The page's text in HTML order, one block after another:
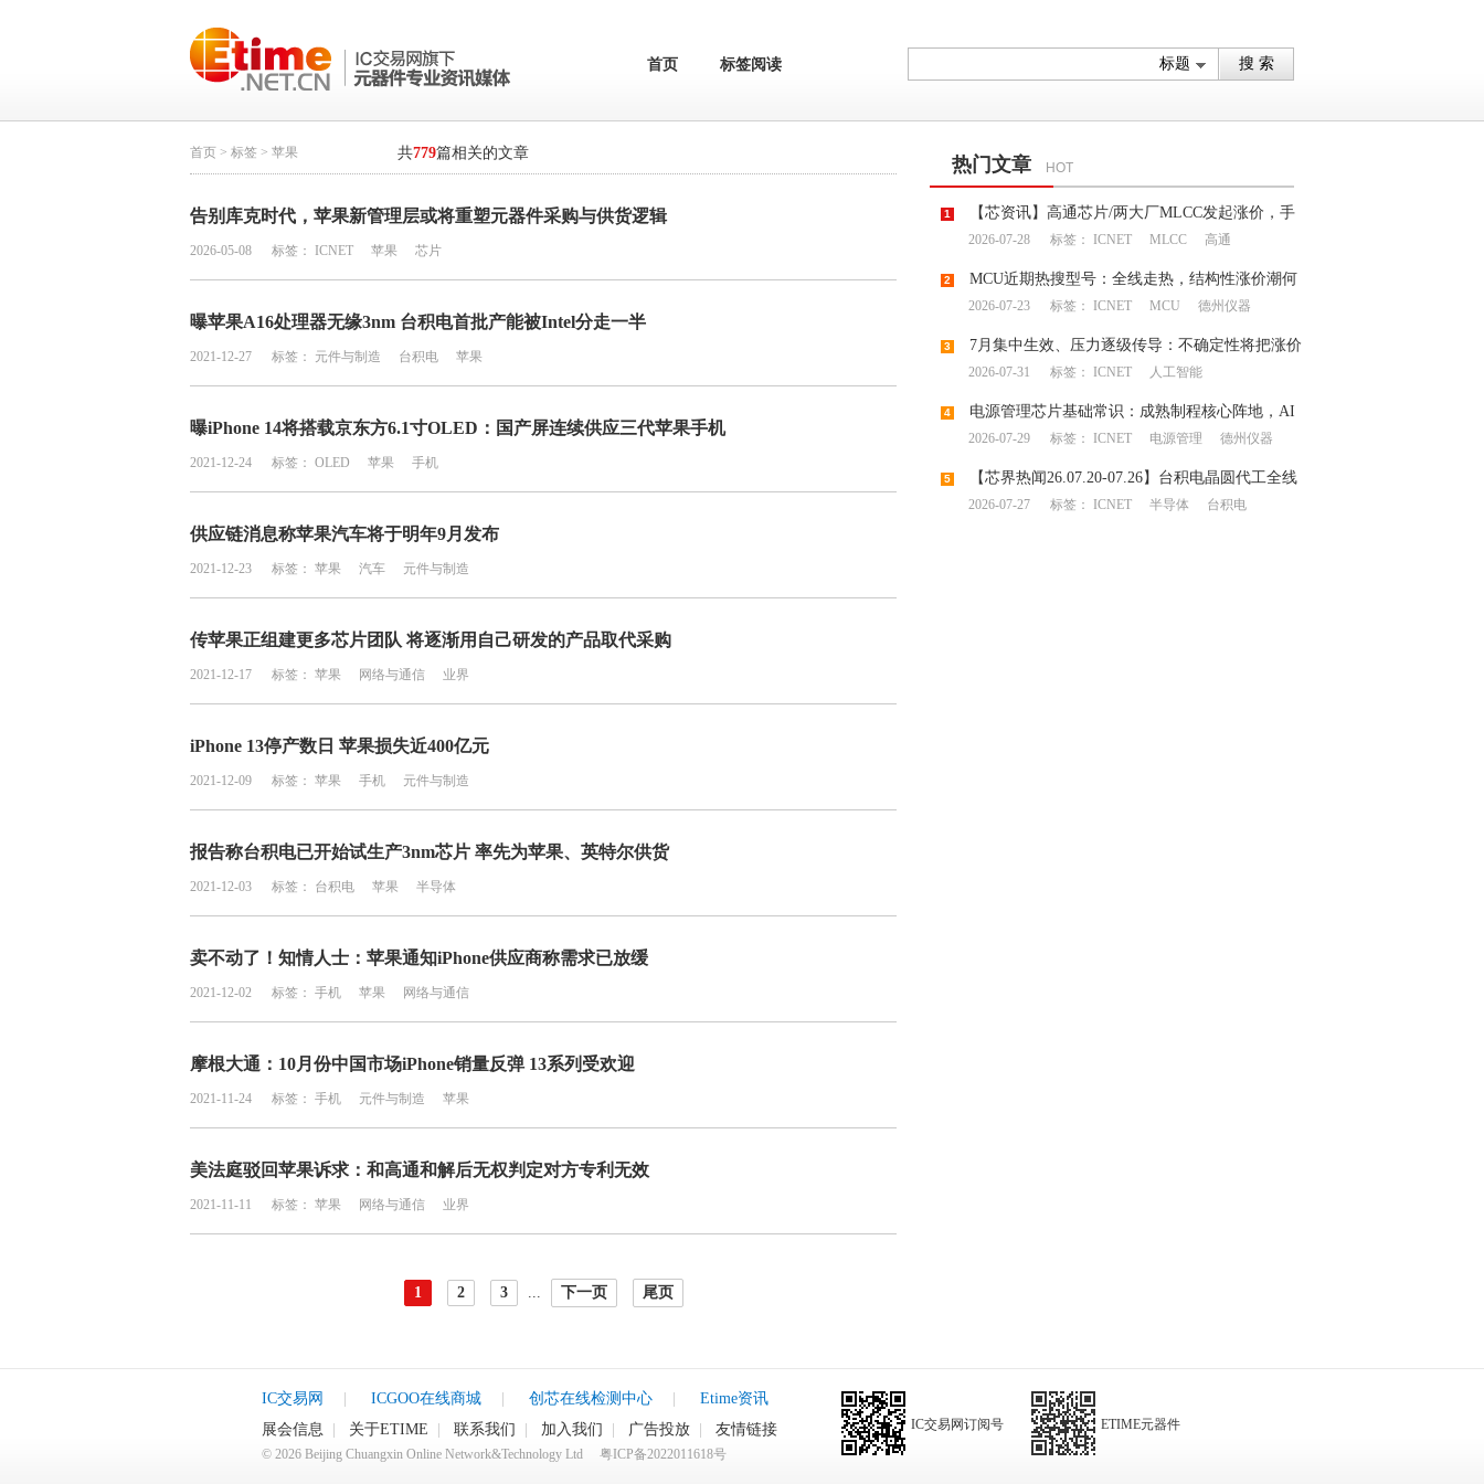
首页 标签阅读
首页 > 标签 > 苹果 共779篇相关的文章
告别库克时代，苹果新管理层或将重塑元器件采购与供货逻辑
2026-05-08 标签： ICNET 苹果 芯片
曝苹果A16处理器无缘3nm 台积电首批产能被Intel分走一半
2021-12-27 标签： 元件与制造 台积电 苹果
曝iPhone 14将搭载京东方6.1寸OLED：国产屏连续供应三代苹果手机
2021-12-24 标签： OLED 苹果 手机
供应链消息称苹果汽车将于明年9月发布
2021-12-23 标签： 苹果 汽车 元件与制造
传苹果正组建更多芯片团队 将逐渐用自己研发的产品取代采购
2021-12-17 标签： 苹果 网络与通信 业界
iPhone 13停产数日 苹果损失近400亿元
2021-12-09 标签： 苹果 手机 元件与制造
报告称台积电已开始试生产3nm芯片 率先为苹果、英特尔供货
2021-12-03 标签： 台积电 苹果 半导体
卖不动了！知情人士：苹果通知iPhone供应商称需求已放缓
2021-12-02 标签： 手机 苹果 网络与通信
摩根大通：10月份中国市场iPhone销量反弹 13系列受欢迎
2021-11-24 标签： 手机 元件与制造 苹果
美法庭驳回苹果诉求：和高通和解后无权判定对方专利无效
2021-11-11 标签： 苹果 网络与通信 业界
1 2 3 ... 下一页 尾页
热门文章 HOT
1
【芯资讯】高通芯片/两大厂MLCC发起涨价，手
机供应链产生上下游博弈
2026-07-28 标签： ICNET MLCC 高通
2
MCU近期热搜型号：全线走热，结构性涨价潮何
去何从？
2026-07-23 标签： ICNET MCU 德州仪器
3
7月集中生效、压力逐级传导：不确定性将把涨价
潮带向何处？
2026-07-31 标签： ICNET 人工智能
4
电源管理芯片基础常识：成熟制程核心阵地，AI
时代“一飞冲天”
2026-07-29 标签： ICNET 电源管理 德州仪器
5
【芯界热闻26.07.20-07.26】台积电晶圆代工全线
调涨，意法/德仪业绩大幅提升
2026-07-27 标签： ICNET 半导体 台积电
IC交易网 ICGOO在线商城 创芯在线检测中心
Etime资讯
展会信息
关于ETIME 联系我们 加入我们 广告投放 友情链接
© 2026 Beijing Chuangxin Online Network&Technology Ltd 粤ICP备2022011618号
IC交易网订阅号 ETIME元器件